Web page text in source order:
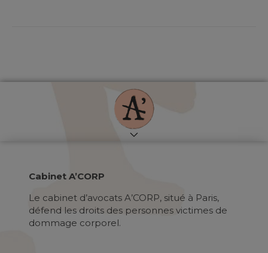
Cabinet A’CORP
Le cabinet d’avocats A’CORP, situé à Paris,
défend les droits des personnes victimes de
dommage corporel.